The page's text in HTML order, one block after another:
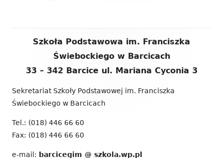
Zawartość
Szkoła Podstawowa im. Franciszka
Świebockiego w Barcicach
33 – 342 Barcice ul. Mariana Cyconia 3
Sekretariat Szkoły Podstawowej im. Franciszka
Świebockiego w Barcicach
Tel.: (018) 446 66 60
Fax: (018) 446 66 60
e-mail: barcicegim @ szkola.wp.pl